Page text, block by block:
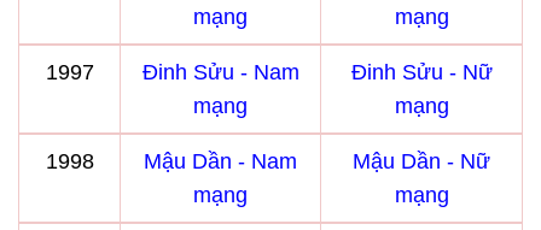
mạng
mạng
1997
Đinh Sửu - Nam
mạng
Đinh Sửu - Nữ
mạng
1998
Mậu Dần - Nam
mạng
Mậu Dần - Nữ
mạng